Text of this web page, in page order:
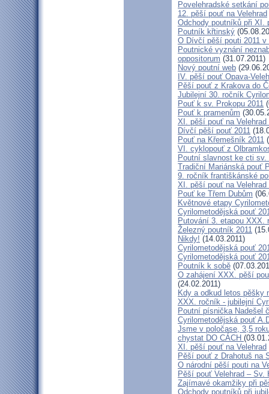
Povelehradské setkání
12. pěší pouť na Velehrad
Odchody poutníků při XI.
Poutník křtinský
O Dívčí pěší pouti 2011 v
Poutnické vyznání
oppositorum (31.07.2011)
Nový poutní web
IV. pěší pouť Opava-
Pěší pouť z Krakova do
Jubilejní 30. ročník
Pouť k sv. Prokopu 2011
Pouť k pramenům
XI. pěší pouť na Velehrad
Dívčí pěší pouť 2011
Pouť na Křemešník 2011
VI. cyklopouť z
Poutní slavnost ke cti sv.
Tradiční Mariánská pouť
9. ročník františkánské
XI. pěší pouť na
Pouť ke Třem Dubům
Květnové etapy
Cyrilometodějská pouť
Putování 3. etapou XXX.
Železný poutník 2011
Nikdy! (14.03.2011)
Cyrilometodějská pouť
Cyrilometodějská pouť
Poutník k sobě
O zahájení XXX. pěší
(24.02.2011)
Kdy a odkud letos pěšky
XXX. ročník - jubilejní
Poutní písnička Nadešel
Cyrilometodějská pouť
Jsme v poločase, 3,5
chystat DO CÁCH
XI. pěší pouť na Velehrad
Pěší pouť z Drahotuš na
O národní pěší pouti na
Pěší pouť Velehrad – Sv.
Zajímavé okamžiky při
Odchody poutníků při